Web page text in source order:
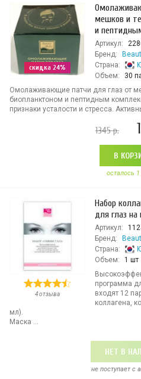
скидка 24%
мешков и
и
Артикул:
Бренд:
Страна:
Объем:
30
Омолаживающие патчи для глаз от
биопланктоном и пептидным
признаки усталости и стресса.
1345р.
В
осталось
4 отзыва
Набор
для глаз на
Артикул:
Бренд:
Страна:
Объем:
1 шт
программа
входят 12
коллагена,
мл).
Маска ...
НЕТ В
не поступает c